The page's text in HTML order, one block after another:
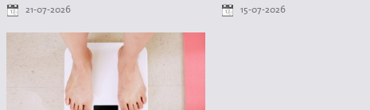
21-07-2026 15-07-2026